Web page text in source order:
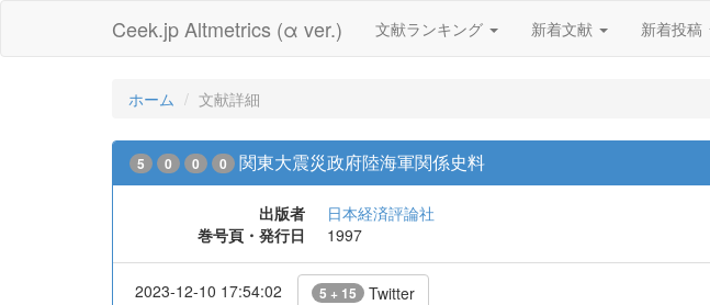
Ceek.jp Altmetrics (α ver.) 文献ランキング 新着文献 新着投稿
ホーム 文献詳細
5 0 0 0 関東大震災政府陸海軍関係史料
出版者
日本経済評論社
巻号頁・発行日
1997
2023-12-10 17:54:02 5 + 15 Twitter